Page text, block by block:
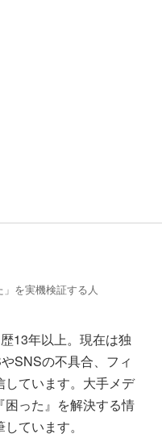
を実機検証する人
13年以上。現在は独
SNSの不具合、フィ
しています。大手メデ
困った』を解決する情
ています。